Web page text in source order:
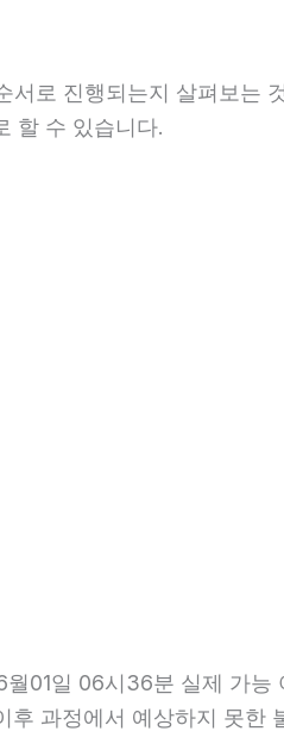
로 진행되는지 살펴보는
할 수 있습니다.
01일 06시36분 실제 가능
과정에서 예상하지 못한